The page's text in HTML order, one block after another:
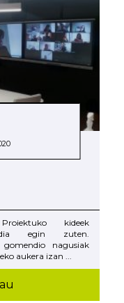
kideek
egin zuten.
nagusiak
aukera izan ...